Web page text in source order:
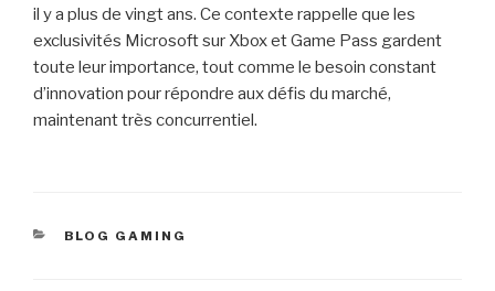
il y a plus de vingt ans. Ce contexte rappelle que les
exclusivités Microsoft sur Xbox et Game Pass gardent
toute leur importance, tout comme le besoin constant
d’innovation pour répondre aux défis du marché,
maintenant très concurrentiel.
CATÉGORIES
BLOG GAMING